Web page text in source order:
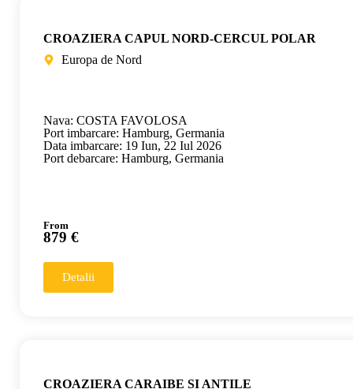
CROAZIERA CAPUL NORD-CERCUL POLAR
Europa de Nord
Nava: COSTA FAVOLOSA
Port imbarcare: Hamburg, Germania
Data imbarcare: 19 Iun, 22 Iul 2026
Port debarcare: Hamburg, Germania
From
879 €
Detalii
CROAZIERA CARAIBE SI ANTILE